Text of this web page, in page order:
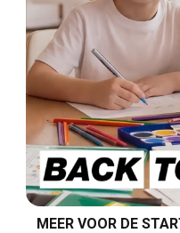
MEER VOOR DE